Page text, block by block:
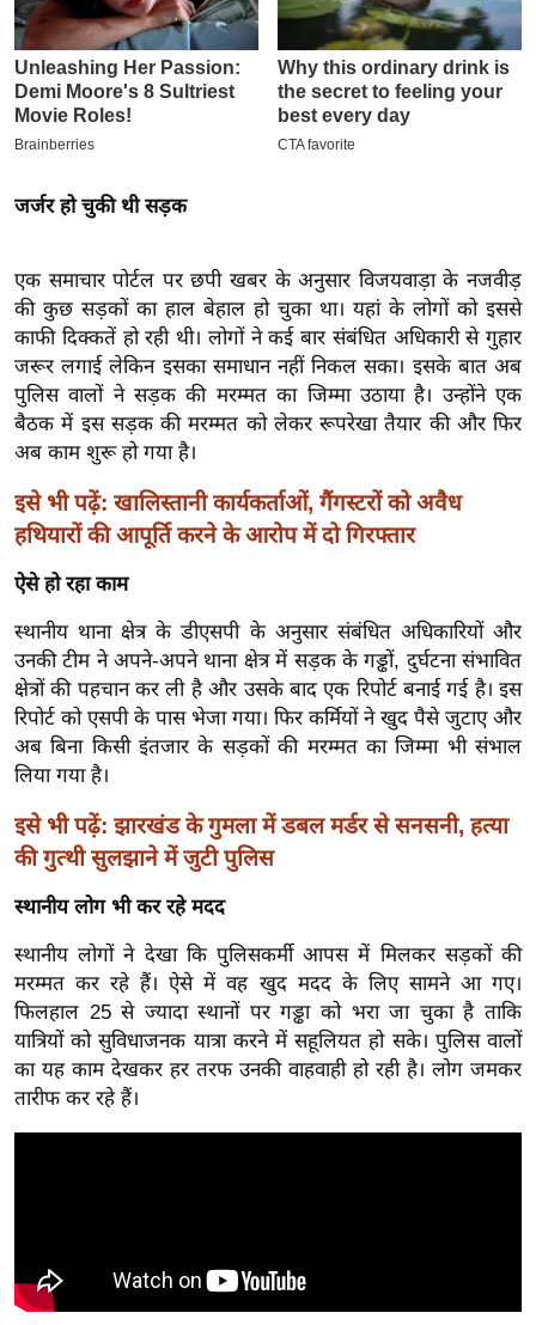
र
मि
सा
ल
मि
ल
श
ख्सि
य
त
यं
इं
डि
सा
हि
त्य
ज
ग
त
टो
व
ज
ब्री
फ
म
नो
बॉ
जर्जर हो चुकी थी सड़क
एक समाचार पोर्टल पर छपी खबर के अनुसार विजयवाड़ा के नजवीड़
की कुछ सड़कों का हाल बेहाल हो चुका था। यहां के लोगों को इससे
काफी दिक्कतें हो रही थी। लोगों ने कई बार संबंधित अधिकारी से गुहार
जरूर लगाई लेकिन इसका समाधान नहीं निकल सका। इसके बात अब
पुलिस वालों ने सड़क की मरम्मत का जिम्मा उठाया है। उन्होंने एक
बैठक में इस सड़क की मरम्मत को लेकर रूपरेखा तैयार की और फिर
अब काम शुरू हो गया है।
इसे भी पढ़ें: खालिस्तानी कार्यकर्ताओं, गैंगस्टरों को अवैध
हथियारों की आपूर्ति करने के आरोप में दो गिरफ्तार
ऐसे हो रहा काम
स्थानीय थाना क्षेत्र के डीएसपी के अनुसार संबंधित अधिकारियों और
उनकी टीम ने अपने-अपने थाना क्षेत्र में सड़क के गड्ढों, दुर्घटना संभावित
क्षेत्रों की पहचान कर ली है और उसके बाद एक रिपोर्ट बनाई गई है। इस
रिपोर्ट को एसपी के पास भेजा गया। फिर कर्मियों ने खुद पैसे जुटाए और
अब बिना किसी इंतजार के सड़कों की मरम्मत का जिम्मा भी संभाल
लिया गया है।
इसे भी पढ़ें: झारखंड के गुमला में डबल मर्डर से सनसनी, हत्या
की गुत्थी सुलझाने में जुटी पुलिस
स्थानीय लोग भी कर रहे मदद
स्थानीय लोगों ने देखा कि पुलिसकर्मी आपस में मिलकर सड़कों की
मरम्मत कर रहे हैं। ऐसे में वह खुद मदद के लिए सामने आ गए।
फिलहाल 25 से ज्यादा स्थानों पर गड्ढा को भरा जा चुका है ताकि
यात्रियों को सुविधाजनक यात्रा करने में सहूलियत हो सके। पुलिस वालों
का यह काम देखकर हर तरफ उनकी वाहवाही हो रही है। लोग जमकर
तारीफ कर रहे हैं।